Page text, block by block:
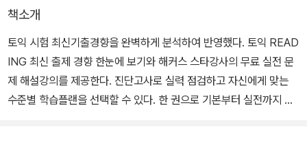
책소개
토익 시험 최신기출경향을 완벽하게 분석하여 반영했다. 토익 READ
ING 최신 출제 경향 한눈에 보기와 해커스 스타강사의 무료 실전 문
제 해설강의를 제공한다. 진단고사로 실력 점검하고 자신에게 맞는
수준별 학습플랜을 선택할 수 있다. 한 권으로 기본부터 실전까지 토